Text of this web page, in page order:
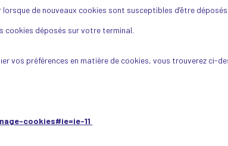
de nouveaux cookies sont susceptibles d’être
cookies déposés sur votre terminal.
préférences en matière de cookies, vous trouverez ci-
cookies#ie=ie-11